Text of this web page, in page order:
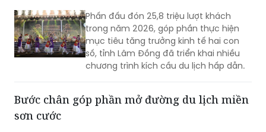
Phấn đấu đón 25,8 triệu lượt khách
trong năm 2026, góp phần thực hiện
mục tiêu tăng trưởng kinh tế hai con
số, tỉnh Lâm Đồng đã triển khai nhiều
chương trình kích cầu du lịch hấp dẫn.
Bước chân góp phần mở đường du lịch miền
sơn cước